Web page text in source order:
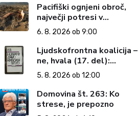
Pacifiški ognjeni obroč,
največji potresi v
zgodovini in cena pozabe
6. 8. 2026 ob 9:00
Ljudskofrontna koalicija –
ne, hvala (17. del):
Priprave na sestop z
oblasti – dvorska
opozicija 6: Gramsci na
delu: Revija 2000 in
revolucionarna izvotlitev
5. 8. 2026 ob 12:00
Domovina št. 263: Ko
strese, je prepozno